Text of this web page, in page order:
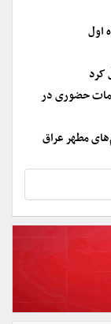
اول
کرد
حضوری در
مطهر عراق